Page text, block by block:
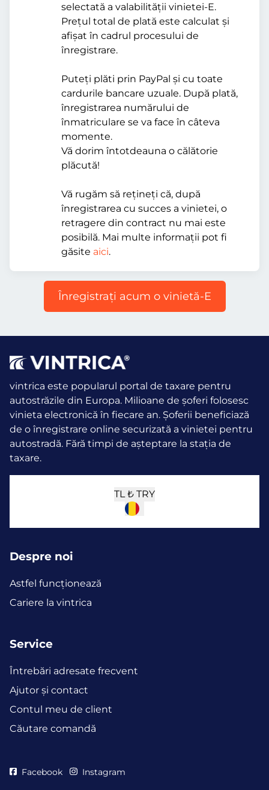
selectată a valabilității vinietei-E.
Prețul total de plată este calculat și
afișat în cadrul procesului de
înregistrare.
Puteți plăti prin PayPal și cu toate
cardurile bancare uzuale. După plată,
înregistrarea numărului de
înmatriculare se va face în câteva
momente.
Vă dorim întotdeauna o călătorie
plăcută!
Vă rugăm să rețineți că, după
înregistrarea cu succes a vinietei, o
retragere din contract nu mai este
posibilă. Mai multe informații pot fi
găsite aici.
Înregistraţi acum o vinietă-E
vintrica este popularul portal de taxare pentru
autostrăzile din Europa. Milioane de șoferi folosesc
vinieta electronică în fiecare an. Șoferii beneficiază
de o înregistrare online securizată a vinietei pentru
autostradă. Fără timpi de așteptare la stația de
taxare.
TL ₺ TRY
Despre noi
Astfel funcţionează
Cariere la vintrica
Service
Întrebări adresate frecvent
Ajutor și contact
Contul meu de client
Căutare comandă
Facebook Instagram